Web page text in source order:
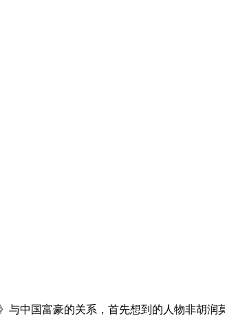
与中国富豪的关系，首先想到的人物非胡润